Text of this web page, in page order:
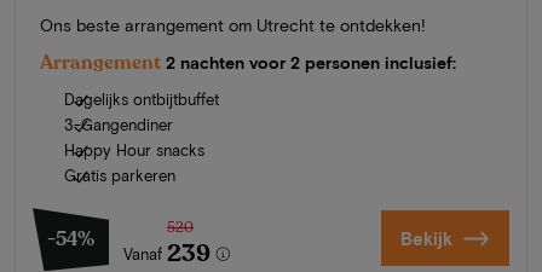
Ons beste arrangement om Utrecht te ontdekken!
Arrangement 2 nachten voor 2 personen inclusief:
Dagelijks ontbijtbuffet
3-Gangendiner
Happy Hour snacks
Gratis parkeren
-54%
Vanaf
520
239 Bekijk